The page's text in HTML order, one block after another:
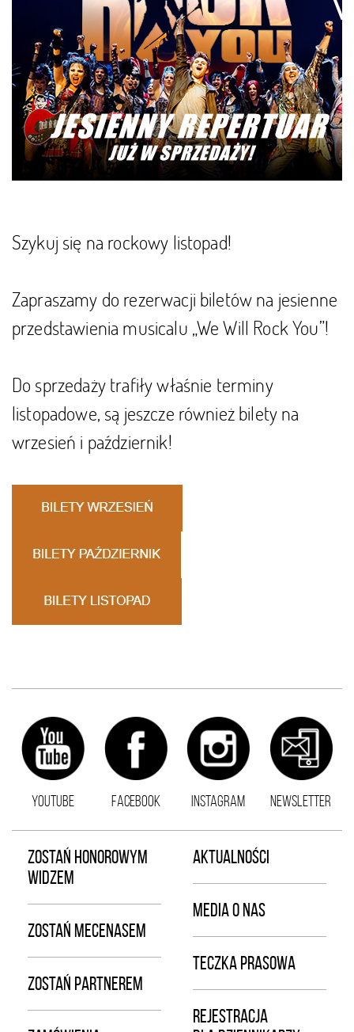
Szykuj się na rockowy listopad!
Zapraszamy do rezerwacji biletów na jesienne
przedstawienia musicalu „We Will Rock You”!
Do sprzedaży trafiły właśnie terminy
listopadowe, są jeszcze również bilety na
wrzesień i październik!
YOUTUBE FACEBOOK INSTAGRAM NEWSLETTER
ZOSTAŃ HONOROWYM
WIDZEM
ZOSTAŃ MECENASEM
ZOSTAŃ PARTNEREM
AKTUALNOŚCI
MEDIA O NAS
TECZKA PRASOWA
REJESTRACJA